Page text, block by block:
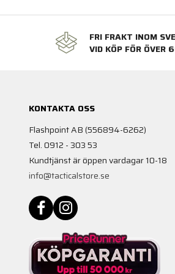
FRI FRAKT INOM
VID KÖP FÖR ÖVER
KONTAKTA OSS
Flashpoint AB (556894-6262)
Tel. 0912 - 303 53
Kundtjänst är öppen vardagar 10-18
info@tacticalstore.se